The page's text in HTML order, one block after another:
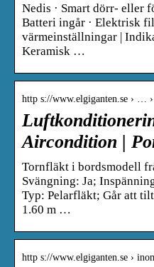
Nedis · Smart dörr- eller
Batteri ingår · Elektrisk
värmeinställningar |
Keramisk …
http s://www.elgiganten.se › …
Aircondition |
Tornfläkt i bordsmodell
Svängning: Ja;
Typ: Pelarfläkt; Går att
1.60 m …
http s://www.elgiganten.se ›